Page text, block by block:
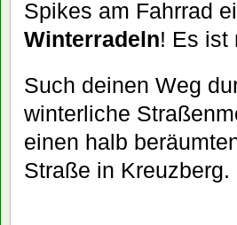
Spikes am Fahrrad
Winterradeln! Es ist
Such deinen Weg
winterliche
einen halb
Straße in Kreuzberg.